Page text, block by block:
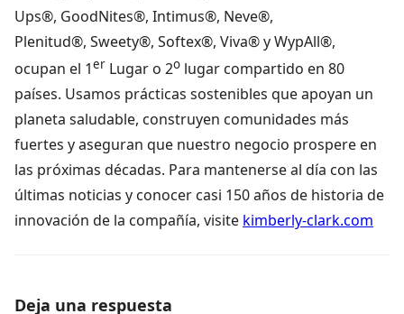
Ups®, GoodNites®, Intimus®, Neve®,
Plenitud®, Sweety®, Softex®, Viva® y WypAll®,
ocupan el 1er Lugar o 2o lugar compartido en 80
países. Usamos prácticas sostenibles que apoyan un
planeta saludable, construyen comunidades más
fuertes y aseguran que nuestro negocio prospere en
las próximas décadas. Para mantenerse al día con las
últimas noticias y conocer casi 150 años de historia de
innovación de la compañía, visite kimberly-clark.com
Deja una respuesta